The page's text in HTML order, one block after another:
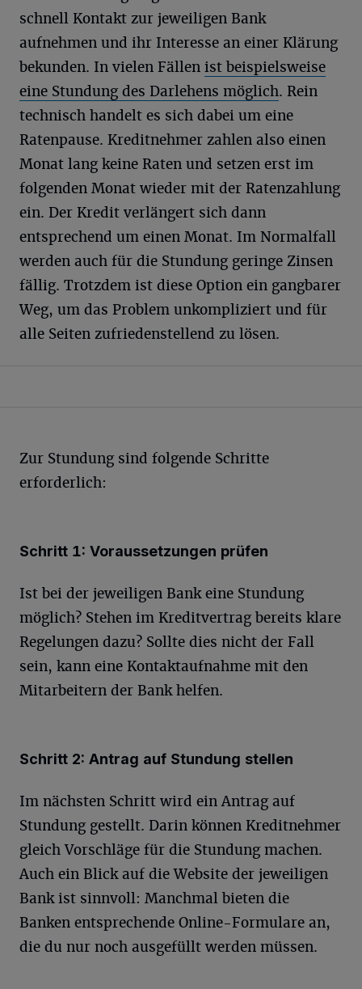
schnell Kontakt zur jeweiligen Bank
aufnehmen und ihr Interesse an einer Klärung
bekunden. In vielen Fällen ist beispielsweise
eine Stundung des Darlehens möglich. Rein
technisch handelt es sich dabei um eine
Ratenpause. Kreditnehmer zahlen also einen
Monat lang keine Raten und setzen erst im
folgenden Monat wieder mit der Ratenzahlung
ein. Der Kredit verlängert sich dann
entsprechend um einen Monat. Im Normalfall
werden auch für die Stundung geringe Zinsen
fällig. Trotzdem ist diese Option ein gangbarer
Weg, um das Problem unkompliziert und für
alle Seiten zufriedenstellend zu lösen.
Zur Stundung sind folgende Schritte
erforderlich:
Schritt 1: Voraussetzungen prüfen
Ist bei der jeweiligen Bank eine Stundung
möglich? Stehen im Kreditvertrag bereits klare
Regelungen dazu? Sollte dies nicht der Fall
sein, kann eine Kontaktaufnahme mit den
Mitarbeitern der Bank helfen.
Schritt 2: Antrag auf Stundung stellen
Im nächsten Schritt wird ein Antrag auf
Stundung gestellt. Darin können Kreditnehmer
gleich Vorschläge für die Stundung machen.
Auch ein Blick auf die Website der jeweiligen
Bank ist sinnvoll: Manchmal bieten die
Banken entsprechende Online-Formulare an,
die du nur noch ausgefüllt werden müssen.